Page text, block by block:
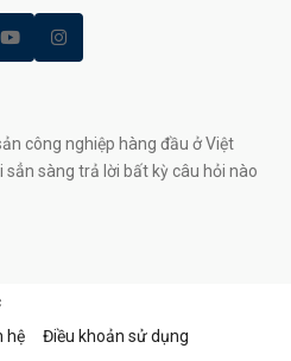
công nghiệp hàng đầu ở Việt
sẳn sàng trả lời bất kỳ câu hỏi nào
hệ
Điều khoản sử dụng